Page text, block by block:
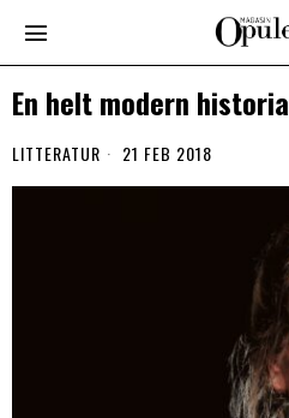
En helt modern historia
LITTERATUR 21 FEB 2018